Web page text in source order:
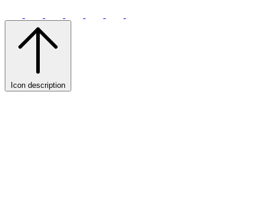
Icon description